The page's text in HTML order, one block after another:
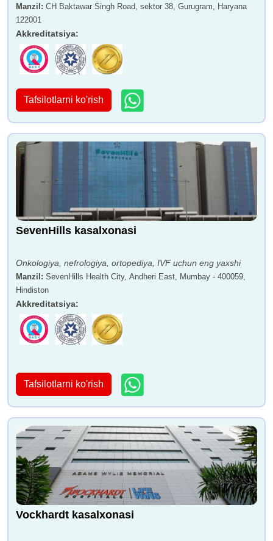
Manzil : CH Baktawar Singh Road, sektor 38, Gurugram, Haryana
122001
Akkreditatsiya:
Tafsilotlarni ko'rish
SevenHills kasalxonasi
Onkologiya, nefrologiya, ortopediya, IVF uchun eng yaxshi
Manzil : SevenHills Health City, Andheri East, Mumbay - 400059,
Hindiston
Akkreditatsiya:
Tafsilotlarni ko'rish
Vockhardt kasalxonasi